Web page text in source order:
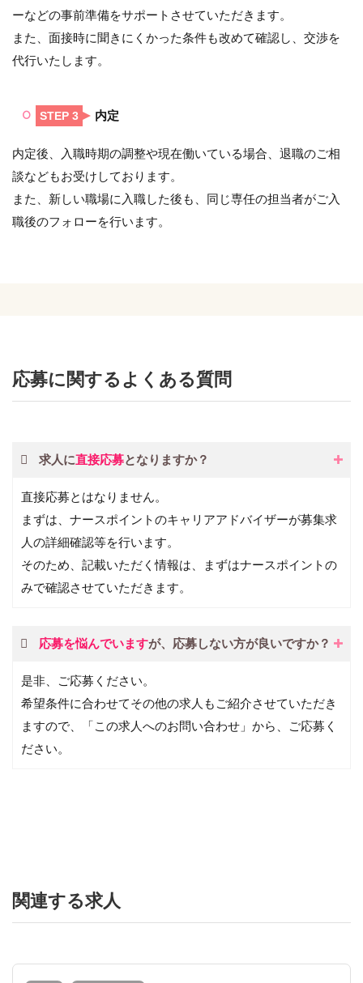
ーなどの事前準備をサポートさせていただきます。
また、面接時に聞きにくかった条件も改めて確認し、交渉を
代行いたします。
STEP 3 内定
内定後、入職時期の調整や現在働いている場合、退職のご相
談などもお受けしております。
また、新しい職場に入職した後も、同じ専任の担当者がご入
職後のフォローを行います。
応募に関するよくある質問
求人に直接応募となりますか？
直接応募とはなりません。
まずは、ナースポイントのキャリアアドバイザーが募集求
人の詳細確認等を行います。
そのため、記載いただく情報は、まずはナースポイントの
みで確認させていただきます。
応募を悩んでいますが、応募しない方が良いですか？
是非、ご応募ください。
希望条件に合わせてその他の求人もご紹介させていただき
ますので、「この求人へのお問い合わせ」から、ご応募く
ださい。
関連する求人